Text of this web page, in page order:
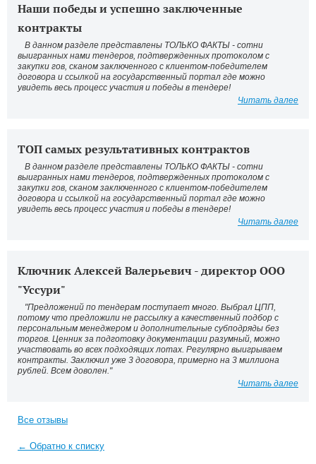
Наши победы и успешно заключенные
контракты
В данном разделе представлены ТОЛЬКО ФАКТЫ - сотни
выигранных нами тендеров, подтвержденных протоколом с
закупки гов, сканом заключенного с клиентом-победителем
договора и ссылкой на государственный портал где можно
увидеть весь процесс участия и победы в тендере!
Читать далее
ТОП самых результативных контрактов
В данном разделе представлены ТОЛЬКО ФАКТЫ - сотни
выигранных нами тендеров, подтвержденных протоколом с
закупки гов, сканом заключенного с клиентом-победителем
договора и ссылкой на государственный портал где можно
увидеть весь процесс участия и победы в тендере!
Читать далее
Ключник Алексей Валерьевич - директор ООО
"Уссури"
"Предложений по тендерам поступает много. Выбрал ЦПП,
потому что предложили не рассылку а качественный подбор с
персональным менеджером и дополнительные субподряды без
торгов. Ценник за подготовку документации разумный, можно
участвовать во всех подходящих лотах. Регулярно выигрываем
контракты. Заключил уже 3 договора, примерно на 3 миллиона
рублей. Всем доволен."
Читать далее
Все отзывы
← Обратно к списку